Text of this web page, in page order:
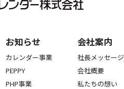
お知らせ
カレンダー事業
PEPPY
PHP事業
会社案内
社長メッセージ
会社概要
私たちの想い